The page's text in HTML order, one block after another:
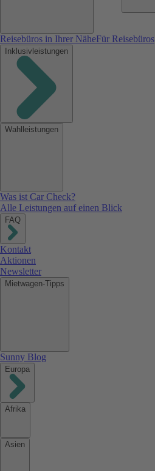
Reisebüros in Ihrer NäheFür Reisebüros
Inklusivleistungen
Wahlleistungen
Was ist Car Check?
Alle Leistungen auf einen Blick
FAQ
Kontakt
Aktionen
Newsletter
Mietwagen-Tipps
Sunny Blog
Europa
Afrika
Asien